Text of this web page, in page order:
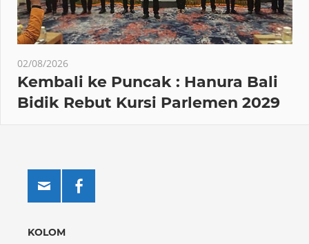
02/08/2026
Kembali ke Puncak : Hanura Bali
Bidik Rebut Kursi Parlemen 2029
KOLOM